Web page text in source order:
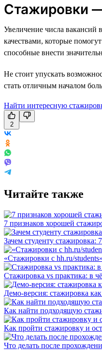
Стажировки
Увеличение числа вакансий
качествами, которые
способные внести
Не стоит упускать
стать отличным началом
Найти интересную
2
Читайте также
7 признаков хорошей
Зачем студенту стажировка:
«Стажировки с hh.ru/
Стажировка vs практика: в
Демо-версия: стажировка
Как найти подходящую
Как пройти стажировку и
Что делать после